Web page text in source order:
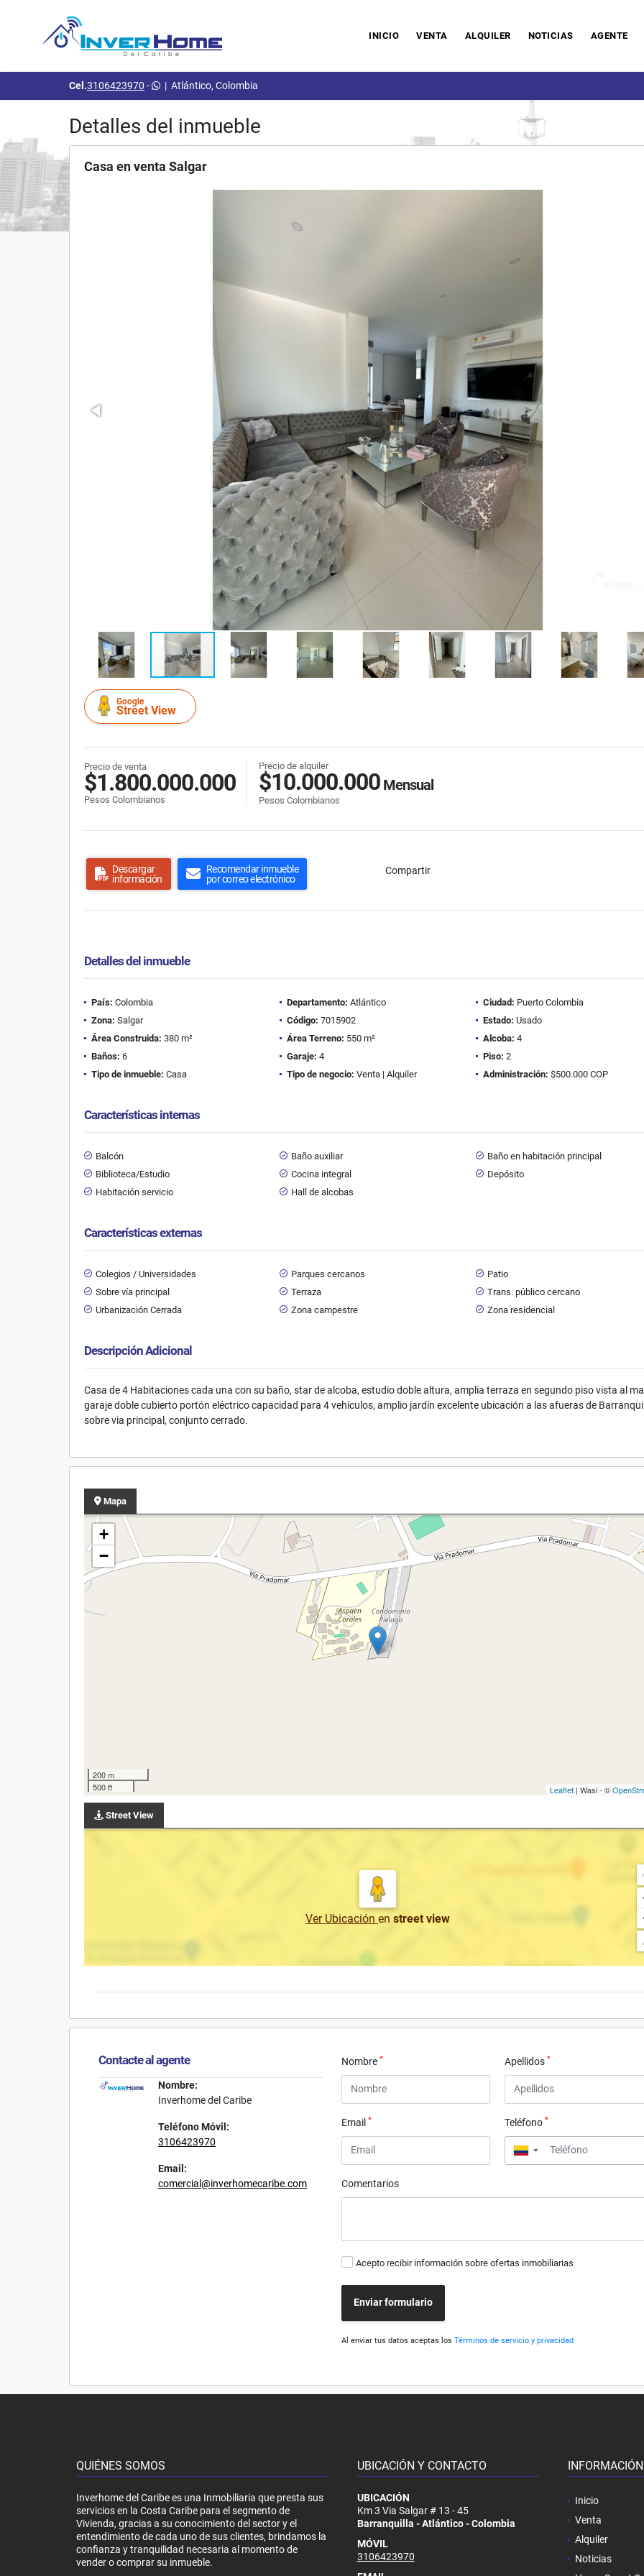
INICIO VENTA ALQUILER NOTICIAS AGENTE
Cel.3106423970 - | Atlántico, Colombia
Detalles del inmueble
Casa en venta Salgar
Google
Street View
Precio de venta
$1.800.000.000
Pesos Colombianos
Precio de alquiler
$10.000.000 Mensual
Pesos Colombianos
Descargar
información
Recomendar inmueble
por correo electrónico
Compartir
Detalles del inmueble
País: Colombia Departamento: Atlántico Ciudad: Puerto Colombia
Zona: Salgar Código: 7015902 Estado: Usado
Área Construida: 380 m² Área Terreno: 550 m² Alcoba: 4
Baños: 6 Garaje: 4 Piso: 2
Tipo de inmueble: Casa Tipo de negocio: Venta | Alquiler Administración: $500.000 COP
Características internas
Balcón Baño auxiliar
Baño en habitación principal
Biblioteca/Estudio
Cocina integral
Depósito
Habitación servicio
Hall de alcobas
Características externas
Colegios / Universidades Parques cercanos
Patio
Sobre vía principal
Terraza
Trans. público cercano
Urbanización Cerrada
Zona campestre Zona residencial
Descripción Adicional
Casa de 4 Habitaciones cada una con su baño, star de alcoba, estudio doble altura, amplia terraza en segundo piso vista al
garaje doble cubierto portón eléctrico capacidad para 4 vehículos, amplio jardín excelente ubicación a las afueras de
sobre via principal, conjunto cerrado.
Mapa
+
−
200 m
500 ft
Leaflet | Wasi - ©
Street View
Ver Ubicación en street view
Contacte al agente
Nombre:
Inverhome del Caribe
Teléfono Móvil:
3106423970
Email:
comercial@inverhomecaribe.com
Nombre* Apellidos *
Email* Teléfono *
▼
Comentarios
Acepto recibir información sobre ofertas inmobiliarias
Enviar formulario
Al enviar tus datos aceptas losTérminos de servicio y privacidad
QUIÉNES SOMOS
Inverhome del Caribe es una Inmobiliaria que presta sus
servicios en la Costa Caribe para el segmento de
Vivienda, gracias a su conocimiento del sector y el
entendimiento de cada uno de sus clientes, brindamos la
confianza y tranquilidad necesaria al momento de
vender o comprar su inmueble.
UBICACIÓN Y CONTACTO
UBICACIÓN
Km 3 Via Salgar # 13 - 45
Barranquilla - Atlántico - Colombia
MÓVIL
3106423970
INFORMACIÓN
Inicio
Venta
Alquiler
Noticias